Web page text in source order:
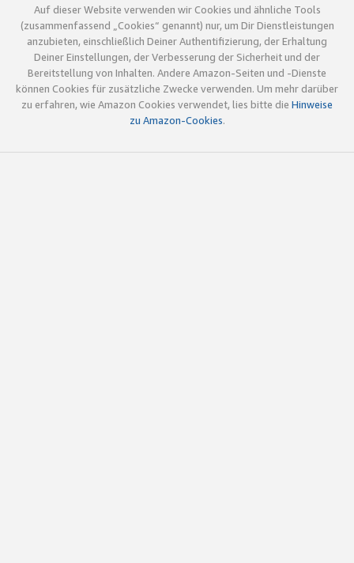
Auf dieser Website verwenden wir Cookies und ähnliche Tools
(zusammenfassend „Cookies“ genannt) nur, um Dir Dienstleistungen
anzubieten, einschließlich Deiner Authentifizierung, der Erhaltung
Deiner Einstellungen, der Verbesserung der Sicherheit und der
Bereitstellung von Inhalten. Andere Amazon-Seiten und -Dienste
können Cookies für zusätzliche Zwecke verwenden. Um mehr darüber
zu erfahren, wie Amazon Cookies verwendet, lies bitte die Hinweise
zu Amazon-Cookies.